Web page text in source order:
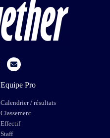
Equipe Pro
Calendrier / résultats
Classement
Effectif
Staff